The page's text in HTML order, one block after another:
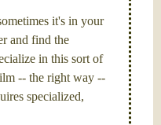
it's in your
and find the
in this sort of
-- the right way --
specialized,